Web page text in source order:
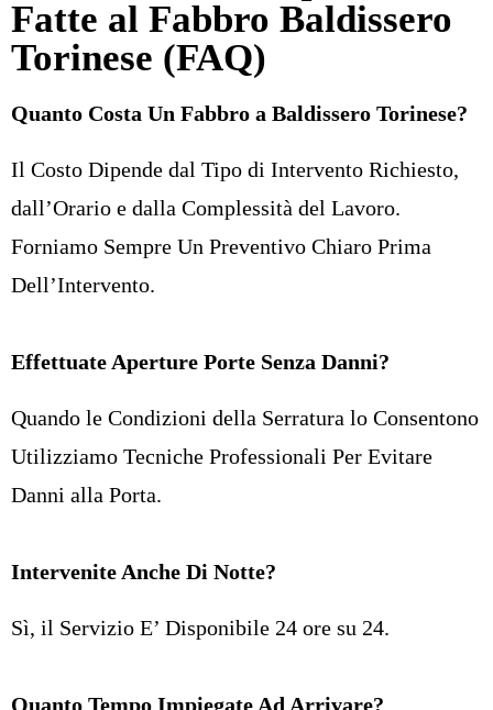
Fatte al Fabbro Baldissero
Torinese (FAQ)
Quanto Costa Un Fabbro a Baldissero Torinese?
Il Costo Dipende dal Tipo di Intervento Richiesto,
dall’Orario e dalla Complessità del Lavoro.
Forniamo Sempre Un Preventivo Chiaro Prima
Dell’Intervento.
Effettuate Aperture Porte Senza Danni?
Quando le Condizioni della Serratura lo Consentono
Utilizziamo Tecniche Professionali Per Evitare
Danni alla Porta.
Intervenite Anche Di Notte?
Sì, il Servizio E’ Disponibile 24 ore su 24.
Quanto Tempo Impiegate Ad Arrivare?